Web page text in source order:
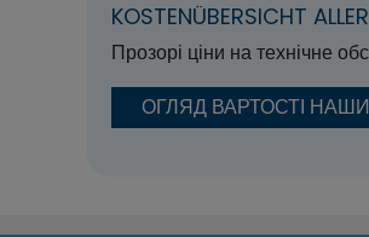
KOSTENÜBERSICHT
Прозорі ціни на технічне
ОГЛЯД ВАРТОСТІ